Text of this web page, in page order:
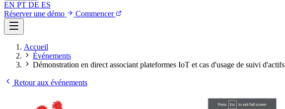
EN PT DE ES
Réserver une démo
Commencer
Accueil
Événements
Démonstration en direct associant plateformes IoT et cas d'usage de suivi d'actifs
Retour aux événements